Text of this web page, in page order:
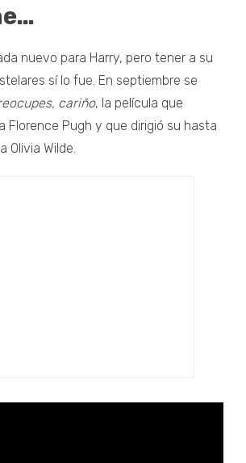
nuevo para Harry, pero tener a su
sí lo fue. En septiembre se
cariño, la película que
Florence Pugh y que dirigió su hasta
Olivia Wilde.